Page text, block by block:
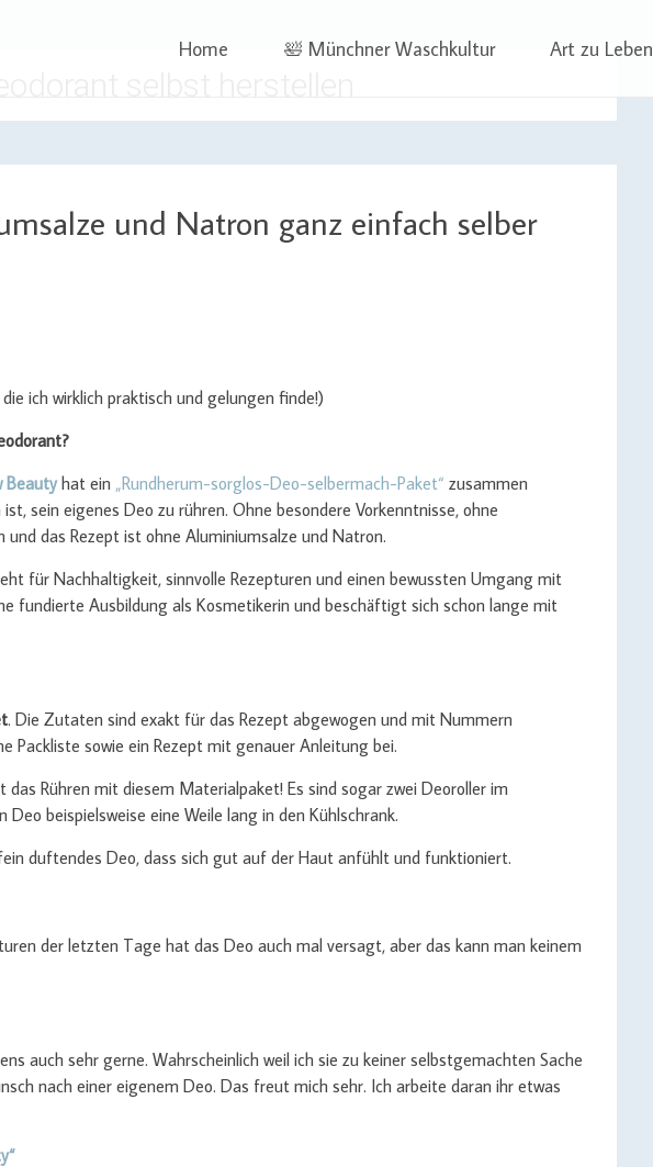
zu Leben | Sophia Wagner
to
Home 🛀 Münchner Waschkultur Art zu Leben
und Natron ganz einfach selber
ich wirklich praktisch und gelungen finde!)
Beautyhat ein „Rundherum-sorglos-Deo-selbermach-Paket“ zusammen
sein eigenes Deo zu rühren. Ohne besondere Vorkenntnisse, ohne
das Rezept ist ohne Aluminiumsalze und Natron.
für Nachhaltigkeit, sinnvolle Rezepturen und einen bewussten Umgang mit
fundierte Ausbildung als Kosmetikerin und beschäftigt sich schon lange mit
. Die Zutaten sind exakt für das Rezept abgewogen und mit Nummern
Packliste sowie ein Rezept mit genauer Anleitung bei.
das Rühren mit diesem Materialpaket! Es sind sogar zwei Deoroller im
beispielsweise eine Weile lang in den Kühlschrank.
duftendes Deo, dass sich gut auf der Haut anfühlt und funktioniert.
der letzten Tage hat das Deo auch mal versagt, aber das kann man keinem
auch sehr gerne. Wahrscheinlich weil ich sie zu keiner selbstgemachten Sache
nach einer eigenem Deo. Das freut mich sehr. Ich arbeite daran ihr etwas